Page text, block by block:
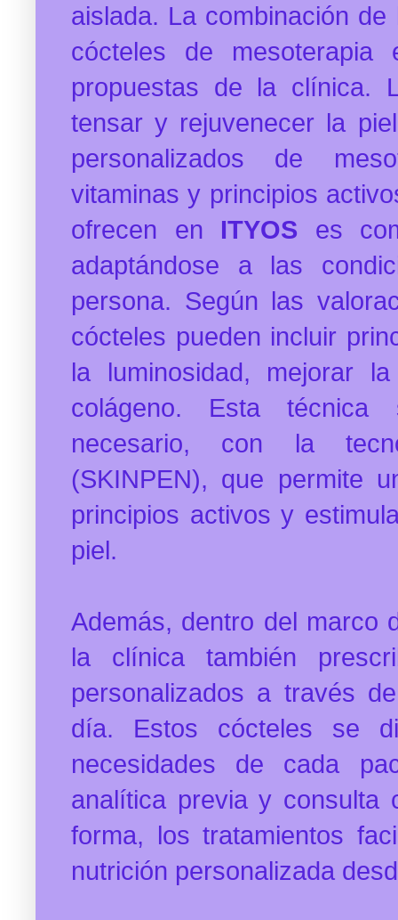
aislada. La combinación
cócteles de
propuestas de la clínica.
tensar y rejuvenecer la
personalizados de
vitaminas y principios
ofrecen en ITYOS es
adaptándose a las
persona. Según las
cócteles pueden incluir
la luminosidad, mejorar
colágeno. Esta
necesario, con la
(SKINPEN), que permite
principios activos y
piel.
Además, dentro del marco
la clínica también
personalizados a través
día. Estos cócteles se
necesidades de cada
analítica previa y consulta
forma, los tratamientos
nutrición personalizada